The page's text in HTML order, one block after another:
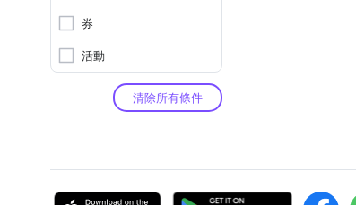
券
活動
清除所有條件